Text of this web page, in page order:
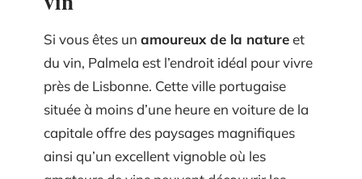
Si vous êtes un amoureux de la natureet
du vin, Palmela est l’endroit idéal pour vivre
près de Lisbonne. Cette ville portugaise
située à moins d’une heure en voiture de la
capitale offre des paysages magnifiques
ainsi qu’un excellent vignoble où les